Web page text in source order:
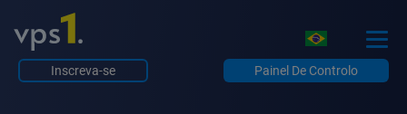
Inscreva-se Painel De Controlo